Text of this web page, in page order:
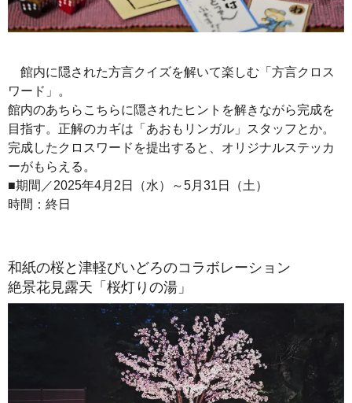
館内に隠された方言クイズを解いて楽しむ「方言クロス
ワード」。
館内のあちらこちらに隠されたヒントを解きながら完成を
目指す。正解のカギは「あおもリンガル」スタッフとか。
完成したクロスワードを提出すると、オリジナルステッカ
ーがもらえる。
■期間／2025年4月2日（水）～5月31日（土）
時間：終日
和紙の桜と津軽びいどろのコラボレーション
絶景花見露天「桜灯りの湯」